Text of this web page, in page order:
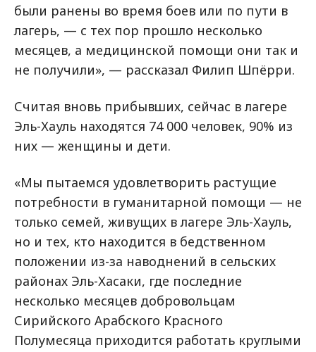
были ранены во время боев или по пути в
лагерь, — с тех пор прошло несколько
месяцев, а медицинской помощи они так и
не получили», — рассказал Филип Шпёрри.
Считая вновь прибывших, сейчас в лагере
Эль-Хауль находятся 74 000 человек, 90% из
них — женщины и дети.
«Мы пытаемся удовлетворить растущие
потребности в гуманитарной помощи — не
только семей, живущих в лагере Эль-Хауль,
но и тех, кто находится в бедственном
положении из-за наводнений в сельских
районах Эль-Хасаки, где последние
несколько месяцев добровольцам
Сирийского Арабского Красного
Полумесяца приходится работать круглыми